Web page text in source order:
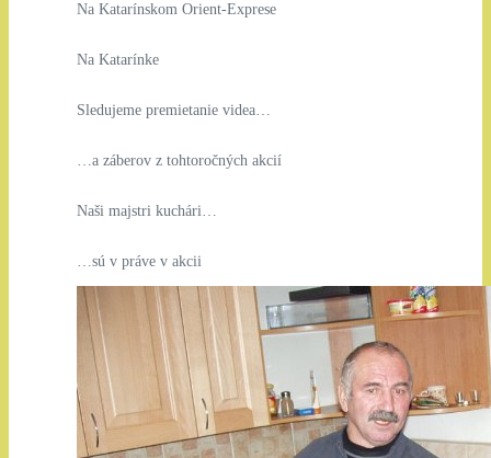
Na Katarínskom Orient-Exprese
Na Katarínke
Sledujeme premietanie videa…
…a záberov z tohtoročných akcií
Naši majstri kuchári…
…sú v práve v akcii